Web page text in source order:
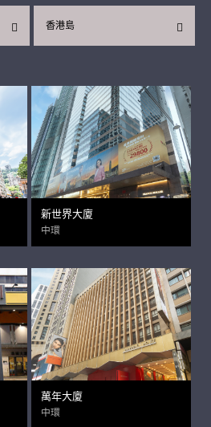
香港島
新世界大廈
中環
萬年大廈
中環